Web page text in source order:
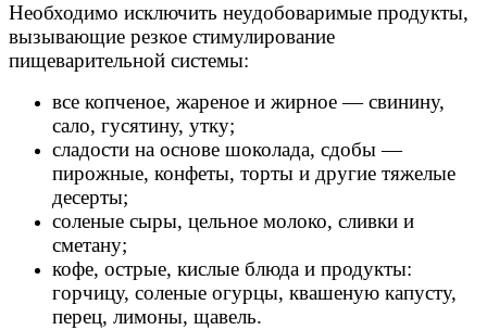
Необходимо исключить неудобоваримые продукты,
вызывающие резкое стимулирование
пищеварительной системы:
все копченое, жареное и жирное — свинину,
сало, гусятину, утку;
сладости на основе шоколада, сдобы —
пирожные, конфеты, торты и другие тяжелые
десерты;
соленые сыры, цельное молоко, сливки и
сметану;
кофе, острые, кислые блюда и продукты:
горчицу, соленые огурцы, квашеную капусту,
перец, лимоны, щавель.